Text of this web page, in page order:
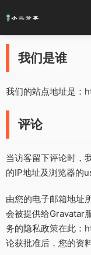
我们是谁
我们的站点地址是：
评论
当访客留下评论时，
的IP地址及浏览器的
由您的电子邮箱地址
会被提供给Gravatar
务的隐私政策在此
论获批准后，您的资